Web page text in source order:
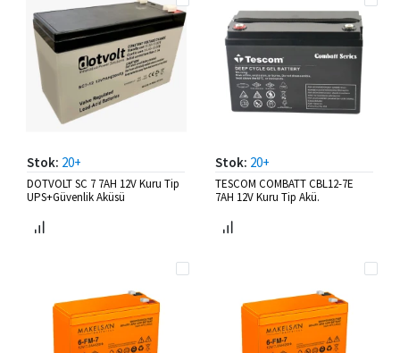
Stok: 20+
DOTVOLT SC 7 7AH 12V Kuru Tip
UPS+Güvenlik Aküsü
Stok: 20+
TESCOM COMBATT CBL12-7E
7AH 12V Kuru Tip Akü.